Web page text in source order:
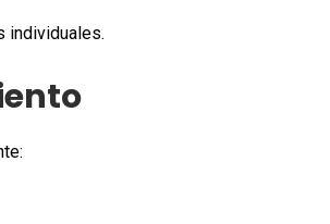
individuales.